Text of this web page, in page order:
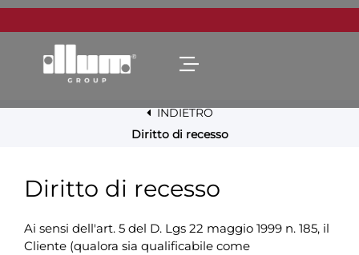
Open menu
INDIETRO
Diritto di recesso
Diritto di recesso
Ai sensi dell'art. 5 del D. Lgs 22 maggio 1999 n. 185, il
Cliente (qualora sia qualificabile come